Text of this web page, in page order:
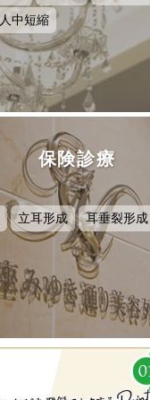
人中短縮
保険診療
立耳形成 耳垂裂形成